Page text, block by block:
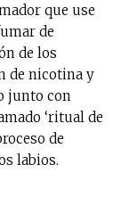
que use
de
de los
de nicotina y
junto con
‘ritual de
de
labios.